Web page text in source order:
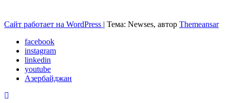
Сайт работает на WordPress | Тема: Newses, автор Themeansar
facebook
instagram
linkedin
youtube
Азербайджан